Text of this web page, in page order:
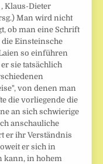
Klaus-Dieter
Man wird nicht
ob man eine Schrift
die Einsteinsche
so einführen
sie tatsächlich
von denen man
die vorliegende die
an sich schwierige
anschauliche
er ihr Verständnis
er sich in
kann, in hohem